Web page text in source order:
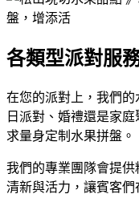
各類型派對服
在您的派對上，我們
日派對、婚禮還是家
求量身定制水果拼盤。
我們的專業團隊會提
清新與活力，讓賓客